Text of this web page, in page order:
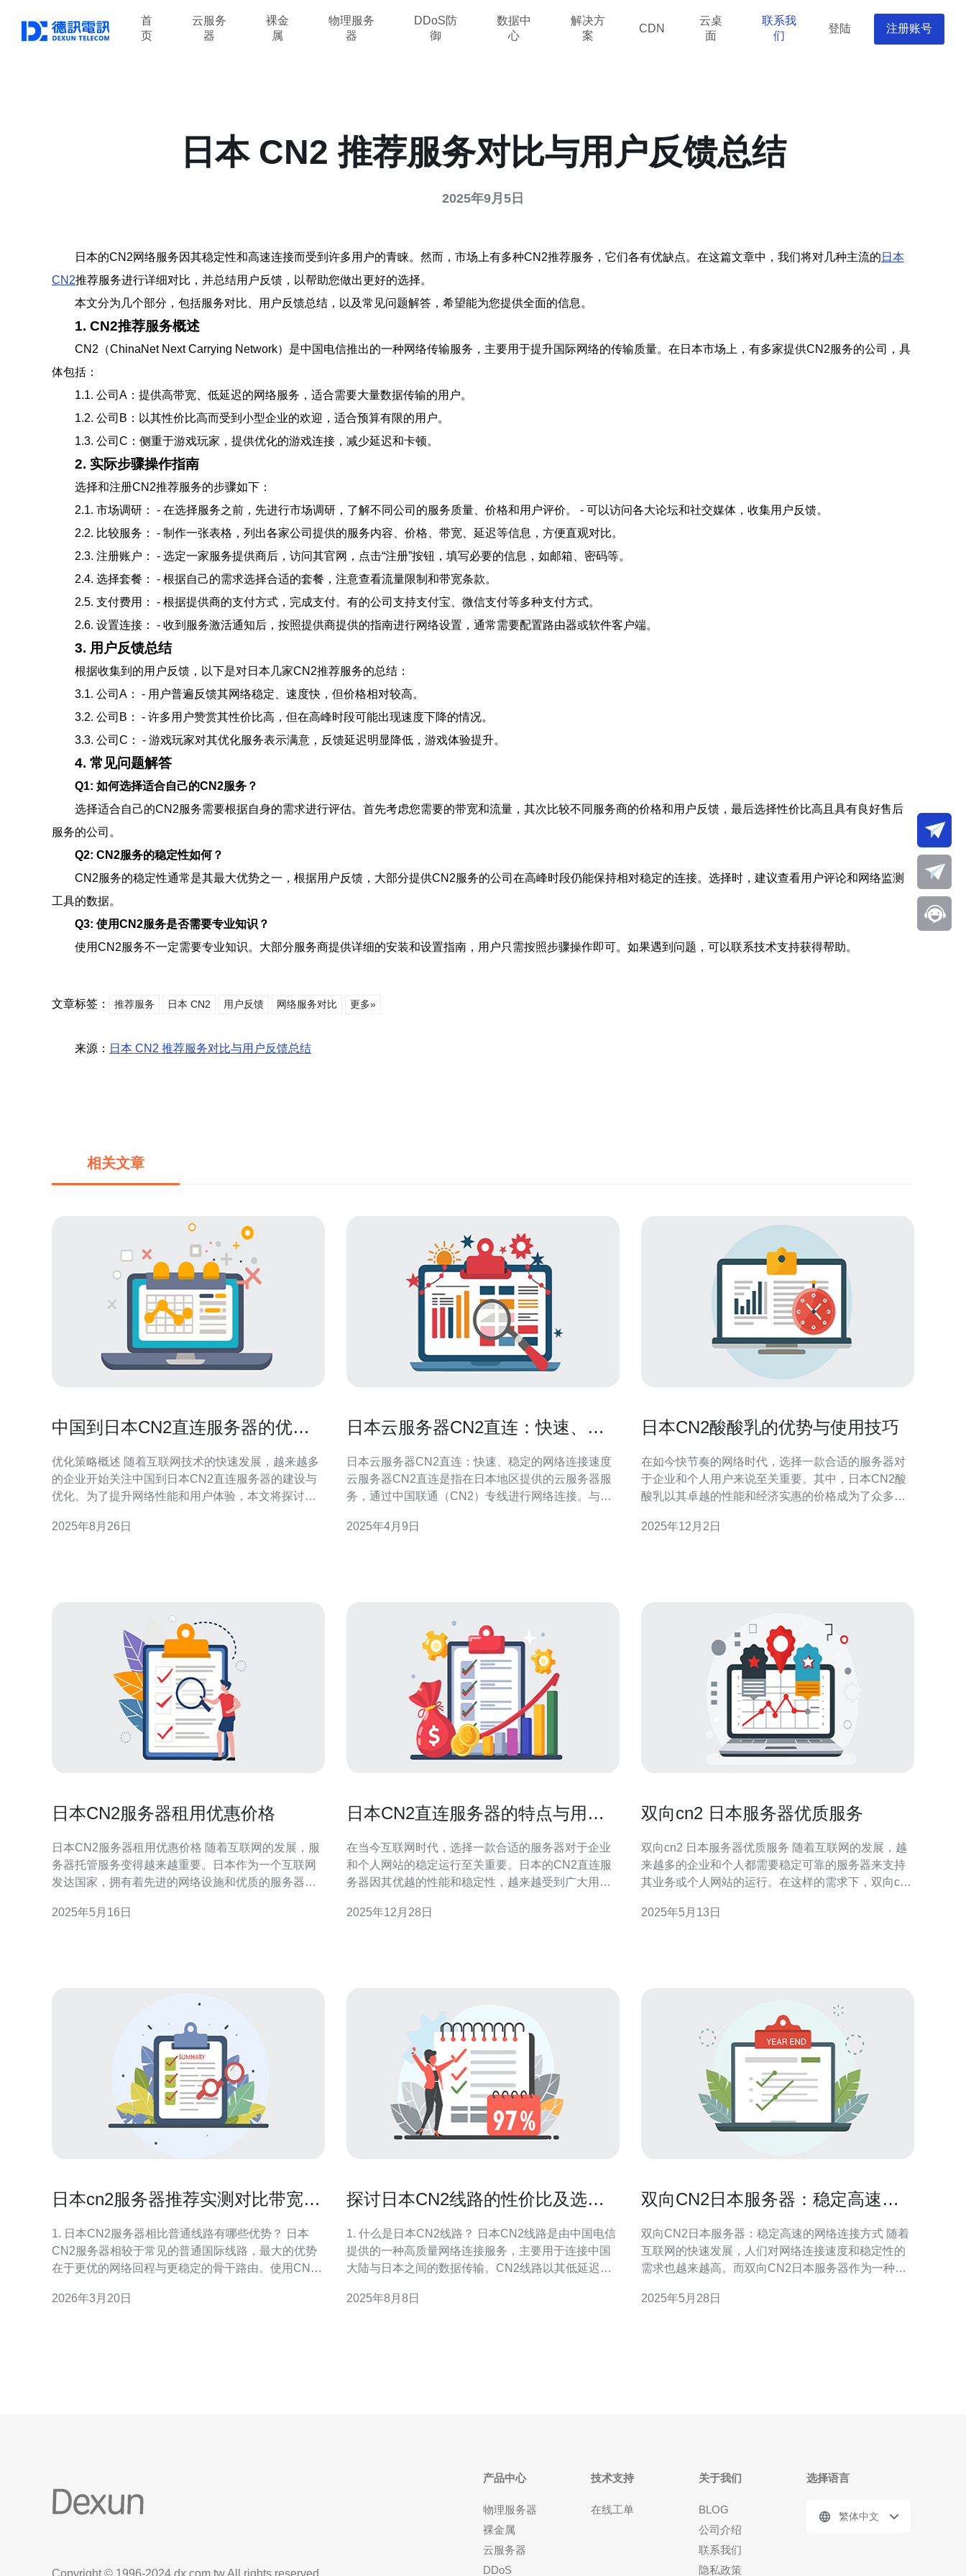
首
页
云服务
器
裸金
属
物理服务
器
DDoS防
御
数据中
心
解决方
案
CDN
云桌
面
联系我
们
登陆 注册账号
日本 CN2 推荐服务对比与用户反馈总结
2025年9月5日
日本的CN2网络服务因其稳定性和高速连接而受到许多用户的青睐。然而，市场上有多种CN2推荐服务，它们各有优缺点。在这篇文章中，我们将对几种主流的 日本
CN2推荐服务进行详细对比，并总结用户反馈，以帮助您做出更好的选择。
本文分为几个部分，包括服务对比、用户反馈总结，以及常见问题解答，希望能为您提供全面的信息。
1. CN2推荐服务概述
CN2（ChinaNet Next Carrying Network）是中国电信推出的一种网络传输服务，主要用于提升国际网络的传输质量。在日本市场上，有多家提供CN2服务的公司，具
体包括：
1.1. 公司A：提供高带宽、低延迟的网络服务，适合需要大量数据传输的用户。
1.2. 公司B：以其性价比高而受到小型企业的欢迎，适合预算有限的用户。
1.3. 公司C：侧重于游戏玩家，提供优化的游戏连接，减少延迟和卡顿。
2. 实际步骤操作指南
选择和注册CN2推荐服务的步骤如下：
2.1. 市场调研： - 在选择服务之前，先进行市场调研，了解不同公司的服务质量、价格和用户评价。 - 可以访问各大论坛和社交媒体，收集用户反馈。
2.2. 比较服务： - 制作一张表格，列出各家公司提供的服务内容、价格、带宽、延迟等信息，方便直观对比。
2.3. 注册账户： - 选定一家服务提供商后，访问其官网，点击“注册”按钮，填写必要的信息，如邮箱、密码等。
2.4. 选择套餐： - 根据自己的需求选择合适的套餐，注意查看流量限制和带宽条款。
2.5. 支付费用： - 根据提供商的支付方式，完成支付。有的公司支持支付宝、微信支付等多种支付方式。
2.6. 设置连接： - 收到服务激活通知后，按照提供商提供的指南进行网络设置，通常需要配置路由器或软件客户端。
3. 用户反馈总结
根据收集到的用户反馈，以下是对日本几家CN2推荐服务的总结：
3.1. 公司A： - 用户普遍反馈其网络稳定、速度快，但价格相对较高。
3.2. 公司B： - 许多用户赞赏其性价比高，但在高峰时段可能出现速度下降的情况。
3.3. 公司C： - 游戏玩家对其优化服务表示满意，反馈延迟明显降低，游戏体验提升。
4. 常见问题解答
Q1: 如何选择适合自己的CN2服务？
选择适合自己的CN2服务需要根据自身的需求进行评估。首先考虑您需要的带宽和流量，其次比较不同服务商的价格和用户反馈，最后选择性价比高且具有良好售后
服务的公司。
Q2: CN2服务的稳定性如何？
CN2服务的稳定性通常是其最大优势之一，根据用户反馈，大部分提供CN2服务的公司在高峰时段仍能保持相对稳定的连接。选择时，建议查看用户评论和网络监测
工具的数据。
Q3: 使用CN2服务是否需要专业知识？
使用CN2服务不一定需要专业知识。大部分服务商提供详细的安装和设置指南，用户只需按照步骤操作即可。如果遇到问题，可以联系技术支持获得帮助。
文章标签： 推荐服务 日本 CN2 用户反馈 网络服务对比 更多»
来源： 日本 CN2 推荐服务对比与用户反馈总结
相关文章
中国到日本CN2直连服务器的优化
优化策略概述 随着互联网技术的快速发展，越来越多
的企业开始关注中国到日本CN2直连服务器的建设与
优化。为了提升网络性能和用户体验，本文将探讨几
三个精华内容： 1. 提升数据传输速度 2. 降低网络延迟
2025年8月26日
日本云服务器CN2直连：快速、稳
日本云服务器CN2直连：快速、稳定的网络连接速度
云服务器CN2直连是指在日本地区提供的云服务器服
务，通过中国联通（CN2）专线进行网络连接。与传
定的网络连接速度和更低的延迟。 1. 高速网络连接 云
2025年4月9日
日本CN2酸酸乳的优势与使用技巧
在如今快节奏的网络时代，选择一款合适的服务器对
于企业和个人用户来说至关重要。其中，日本CN2酸
酸乳以其卓越的性能和经济实惠的价格成为了众多用
以及如何有效使用它来提升网络性能。 什么是日本
2025年12月2日
日本CN2服务器租用优惠价格
日本CN2服务器租用优惠价格 随着互联网的发展，服
务器托管服务变得越来越重要。日本作为一个互联网
发达国家，拥有着先进的网络设施和优质的服务器租
欢迎。现在，我们将介绍日本CN2服务器租用的优惠
2025年5月16日
日本CN2直连服务器的特点与用户
在当今互联网时代，选择一款合适的服务器对于企业
和个人网站的稳定运行至关重要。日本的CN2直连服
务器因其优越的性能和稳定性，越来越受到广大用户
点，以及用户的实际反馈，帮助您更好地了解这一产
2025年12月28日
双向cn2 日本服务器优质服务
双向cn2 日本服务器优质服务 随着互联网的发展，越
来越多的企业和个人都需要稳定可靠的服务器来支持
其业务或个人网站的运行。在这样的需求下，双向cn2
双向cn2 日本服务器的优质服务。 双向cn2 日本服务
2025年5月13日
日本cn2服务器推荐实测对比带宽稳
1. 日本CN2服务器相比普通线路有哪些优势？ 日本
CN2服务器相较于常见的普通国际线路，最大的优势
在于更优的网络回程与更稳定的骨干路由。使用CN2
这是因为CN2采用了更优质的链路和更直接的路由策
2026年3月20日
探讨日本CN2线路的性价比及选择
1. 什么是日本CN2线路？ 日本CN2线路是由中国电信
提供的一种高质量网络连接服务，主要用于连接中国
大陆与日本之间的数据传输。CN2线路以其低延迟、
的用户，如企业网站、在线游戏和视频直播等。 2. 日
2025年8月8日
双向CN2日本服务器：稳定高速的
双向CN2日本服务器：稳定高速的网络连接方式 随着
互联网的快速发展，人们对网络连接速度和稳定性的
需求也越来越高。而双向CN2日本服务器作为一种稳
睐。 双向CN2日本服务器采用了CN2线路，具有双向
2025年5月28日
Copyright © 1996-2024 dx.com.tw All rights reserved.
产品中心
物理服务器
裸金属
云服务器
DDoS
技术支持
在线工单
关于我们
BLOG
公司介绍
联系我们
隐私政策
选择语言
繁体中文